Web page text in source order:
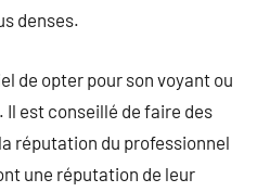
denses.
de opter pour son voyant ou
est conseillé de faire des
réputation du professionnel
une réputation de leur